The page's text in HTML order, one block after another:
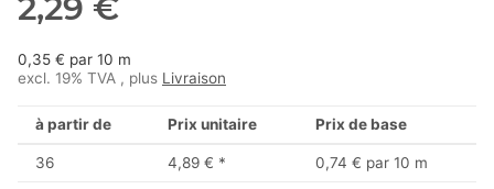
0,35 € par 10 m
excl. 19% TVA , plus Livraison
à partir de Prix unitaire Prix de base
36 4,89 € * 0,74 € par 10 m